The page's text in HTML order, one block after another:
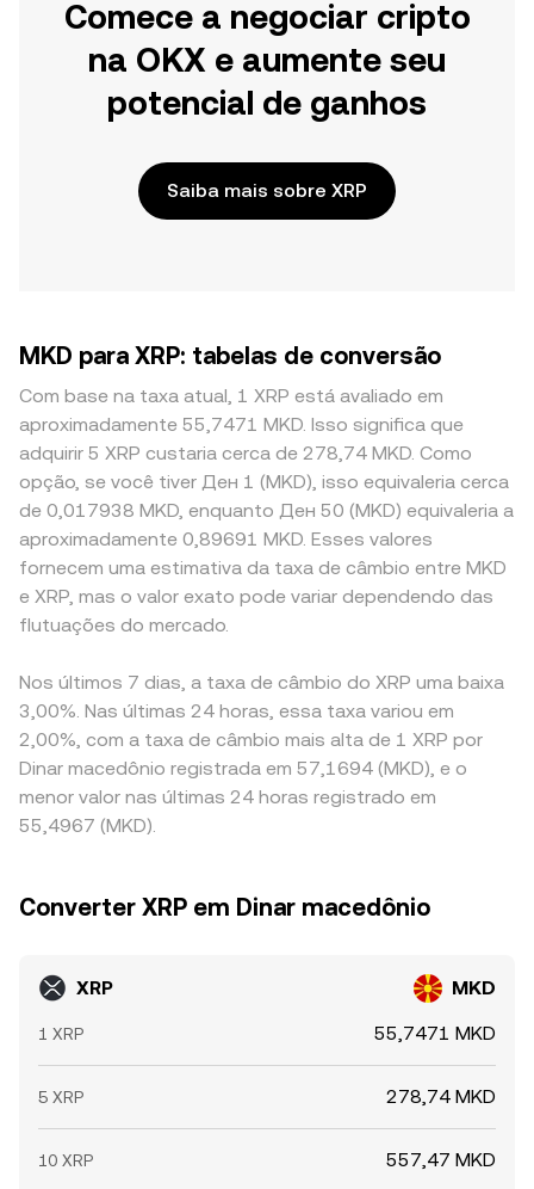
Comece a negociar cripto
na OKX e aumente seu
potencial de ganhos
Saiba mais sobre XRP
MKD para XRP: tabelas de conversão
Com base na taxa atual, 1 XRP está avaliado em
aproximadamente 55,7471 MKD. Isso significa que
adquirir 5 XRP custaria cerca de 278,74 MKD. Como
opção, se você tiver Ден 1 (MKD), isso equivaleria cerca
de 0,017938 MKD, enquanto Ден 50 (MKD) equivaleria a
aproximadamente 0,89691 MKD. Esses valores
fornecem uma estimativa da taxa de câmbio entre MKD
e XRP, mas o valor exato pode variar dependendo das
flutuações do mercado.
Nos últimos 7 dias, a taxa de câmbio do XRP uma baixa
3,00%. Nas últimas 24 horas, essa taxa variou em
2,00%, com a taxa de câmbio mais alta de 1 XRP por
Dinar macedônio registrada em 57,1694 (MKD), e o
menor valor nas últimas 24 horas registrado em
55,4967 (MKD).
Converter XRP em Dinar macedônio
XRP MKD
1 XRP 55,7471 MKD
5 XRP 278,74 MKD
10 XRP 557,47 MKD